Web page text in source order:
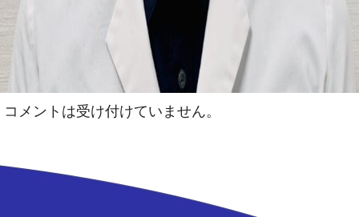
コメントは受け付けていません。